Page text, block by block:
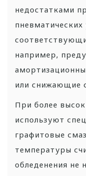
недостатками
например,
или снижающие
При более
используют
графитовые
температуры
обледенения не